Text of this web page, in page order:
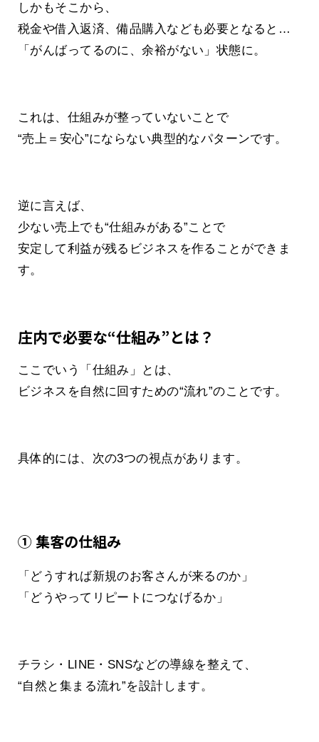
しかもそこから、
税金や借入返済、備品購入なども必要となると…
「がんばってるのに、余裕がない」状態に。
これは、仕組みが整っていないことで
“売上＝安心”にならない典型的なパターンです。
逆に言えば、
少ない売上でも“仕組みがある”ことで
安定して利益が残るビジネスを作ることができま
す。
庄内で必要な“仕組み”とは？
ここでいう「仕組み」とは、
ビジネスを自然に回すための“流れ”のことです。
具体的には、次の3つの視点があります。
① 集客の仕組み
「どうすれば新規のお客さんが来るのか」
「どうやってリピートにつなげるか」
チラシ・LINE・SNSなどの導線を整えて、
“自然と集まる流れ”を設計します。